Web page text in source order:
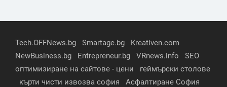
Tech.OFFNews.bg Smartage.bg
Kreativen.com
NewBusiness.bg
Entrepreneur.bg VRnews.info
SEO
оптимизиране на сайтове - цени
геймърски столове
кърти чисти извозва софия
Асфалтиране София